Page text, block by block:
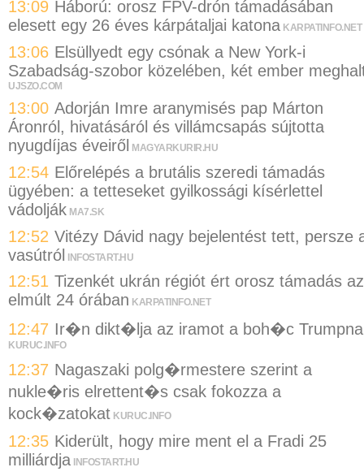
13:09 Háború: orosz FPV-drón támadásában
elesett egy 26 éves kárpátaljai katona KARPATINFO.NET
13:06 Elsüllyedt egy csónak a New York-i
Szabadság-szobor közelében, két ember
UJSZO.COM
13:00 Adorján Imre aranymisés pap Márton
Áronról, hivatásáról és villámcsapás sújtotta
nyugdíjas éveiről
MAGYARKURIR.HU
12:54 Előrelépés a brutális szeredi támadás
ügyében: a tetteseket gyilkossági kísérlettel
vádolják MA7.SK
12:52 Vitézy Dávid nagy bejelentést tett, persze
vasútról INFOSTART.HU
12:51 Tizenkét ukrán régiót ért orosz támadás az
elmúlt 24 órában KARPATINFO.NET
12:47 Ir�n dikt�lja az iramot a boh�c
KURUC.INFO
12:37 Nagaszaki polg�rmestere szerint a
nukle�ris elrettent�s csak fokozza a
kock�zatokat KURUC.INFO
12:35 Kiderült, hogy mire ment el a Fradi 25
milliárdja INFOSTART.HU